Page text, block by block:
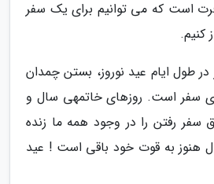
است که می توانیم برای یک سفر
کنیم.
طول ایام عید نوروز، بستن چمدان
سفر است. روزهای خاتمهی سال و
رفتن را در وجود همه ما زنده
هنوز به قوت خود باقی است ! عید